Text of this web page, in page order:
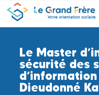
Le Master
sécurité des
Dieudonné